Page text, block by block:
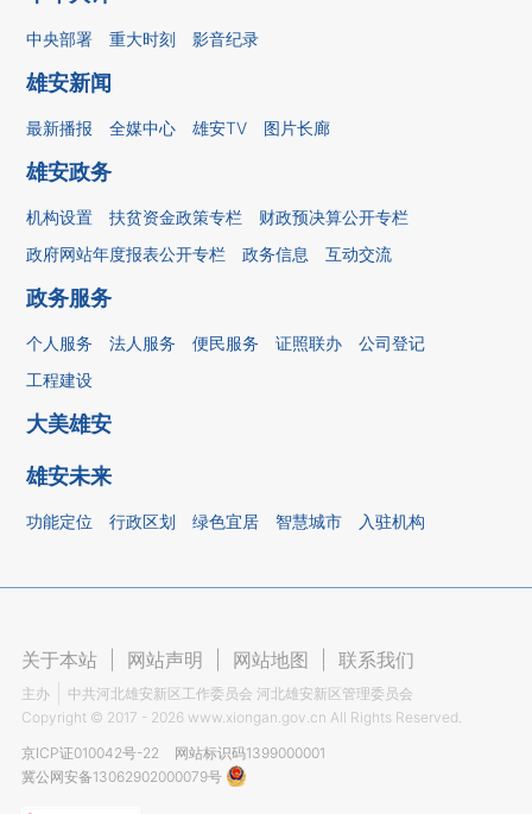
中央部署 重大时刻 影音纪录
雄安新闻
最新播报 全媒中心 雄安TV 图片长廊
雄安政务
机构设置 扶贫资金政策专栏
财政预决算公开专栏
政府网站年度报表公开专栏
政务信息 互动交流
政务服务
个人服务 法人服务 便民服务 证照联办
公司登记
工程建设
大美雄安
雄安未来
功能定位 行政区划 绿色宜居 智慧城市 入驻机构
关于本站 网站声明 网站地图 联系我们
主办
中共河北雄安新区工作委员会 河北雄安新区管理委员会
Copyright © 2017 - 2026 www.xiongan.gov.cn All Rights Reserved.
京ICP证010042号-22
网站标识码1399000001
冀公网安备13062902000079号